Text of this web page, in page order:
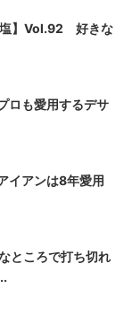
塩】Vol.92 好きな
ロも愛用するデサ
イアンは8年愛用
ところで打ち切れ